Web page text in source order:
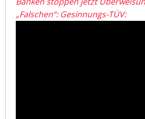
„Falschen“: Gesinnungs-TÜV: